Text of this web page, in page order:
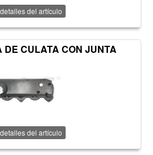
del artículo
DE CULATA CON JUNTA
del artículo